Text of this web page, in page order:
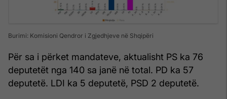
Burimi: Komisioni Qendror i Zgjedhjeve në Shqipëri
Për sa i përket mandateve, aktualisht PS ka 76
deputetët nga 140 sa janë në total. PD ka 57
deputetë. LDI ka 5 deputetë, PSD 2 deputetë.